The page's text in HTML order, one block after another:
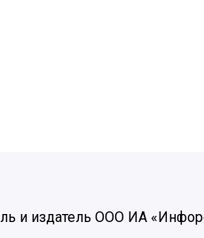
и издатель ООО ИА